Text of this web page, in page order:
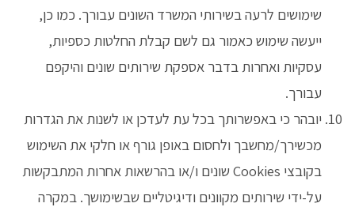
שימושים לרעה בשירותי המשרד השונים עבורך. כמו כן,
ייעשה שימוש כאמור גם לשם קבלת החלטות כספיות,
עסקיות ואחרות בדבר אספקת שירותים שונים והיקפם
עבורך.
יובהר כי באפשרותך בכל עת לעדכן או לשנות את הגדרות
מכשירך/מחשבך ולחסום באופן גורף או חלקי את השימוש
בקובצי Cookies שונים ו/או בהרשאות אחרות המתבקשות
על-ידי שירותים מקוונים ודיגיטליים שבשימושך. במקרה